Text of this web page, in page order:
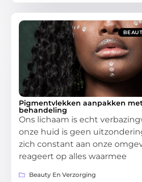
Pigmentvlekken aanpakken
behandeling
Ons lichaam is echt
onze huid is geen
zich constant aan onze
reageert op alles waarmee
Beauty En Verzorging